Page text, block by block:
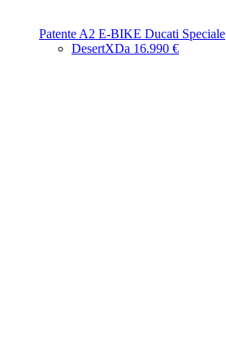
Patente A2 E-BIKE Ducati Speciale
DesertXDa 16.990 €